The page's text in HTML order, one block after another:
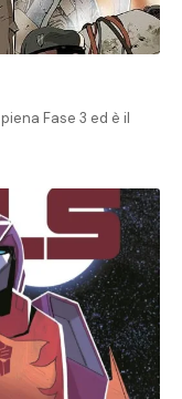
Fase 3 ed è il